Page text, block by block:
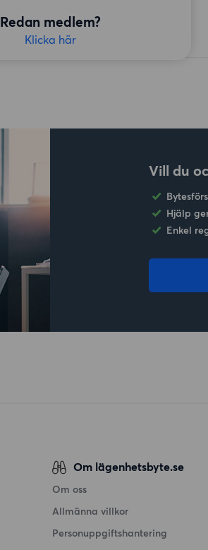
Redan medlem?
Klicka här
Vill du
Hjälp
Enkel
Om lägenhetsbyte.se
Om oss
Allmänna villkor
Personuppgiftshantering